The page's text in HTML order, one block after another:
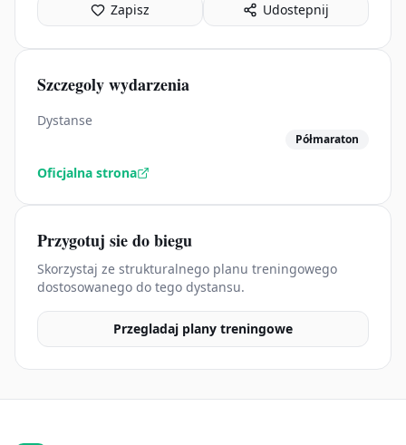
Zapisz Udostepnij
Szczegoly wydarzenia
Dystanse
Półmaraton
Oficjalna strona
Przygotuj sie do biegu
Skorzystaj ze strukturalnego planu treningowego
dostosowanego do tego dystansu.
Przegladaj plany treningowe